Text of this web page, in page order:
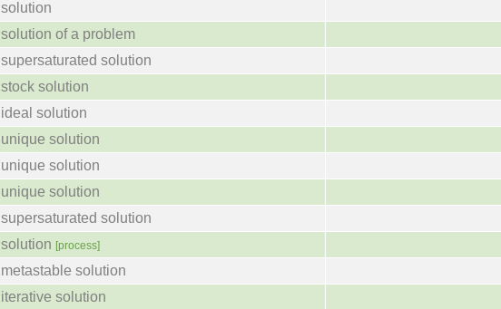
solution
solution of a problem
supersaturated solution
stock solution
ideal solution
unique solution
unique solution
unique solution
supersaturated solution
solution [process]
metastable solution
iterative solution